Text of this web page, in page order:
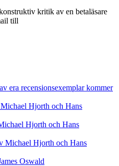
kritik av en betaläsare
till
era recensionsexemplar kommer
Hjorth och Hans
Hjorth och Hans
Michael Hjorth och Hans
Oswald